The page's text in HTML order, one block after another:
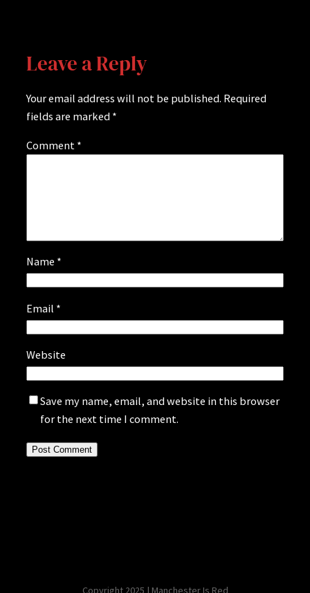
Leave a Reply
Your email address will not be published. Required
fields are marked *
Comment *
Name *
Email *
Website
Save my name, email, and website in this browser
for the next time I comment.
Copyright 2025 | Manchester Is Red